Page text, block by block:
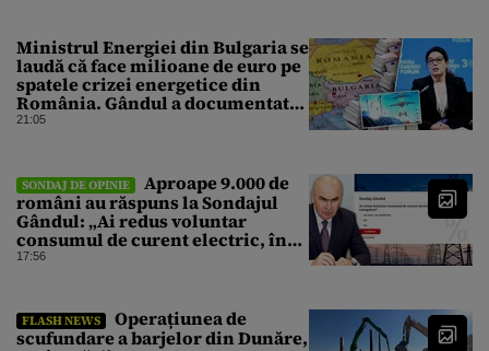
Ministrul Energiei din Bulgaria se
laudă că face milioane de euro pe
spatele crizei energetice din
România. Gândul a documentat
cazul
21:05
SONDAJ DE OPINIE
Aproape 9.000 de
români au răspuns la Sondajul
Gândul: „Ai redus voluntar
consumul de curent electric, în
contextul crizei energetice?”
17:56
FLASH NEWS
Operațiunea de
scufundare a barjelor din Dunăre,